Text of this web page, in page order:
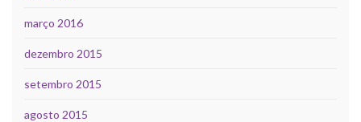
março 2016
dezembro 2015
setembro 2015
agosto 2015